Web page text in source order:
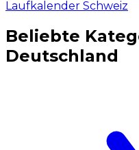
Laufkalender Schweiz
Beliebte
Deutschland